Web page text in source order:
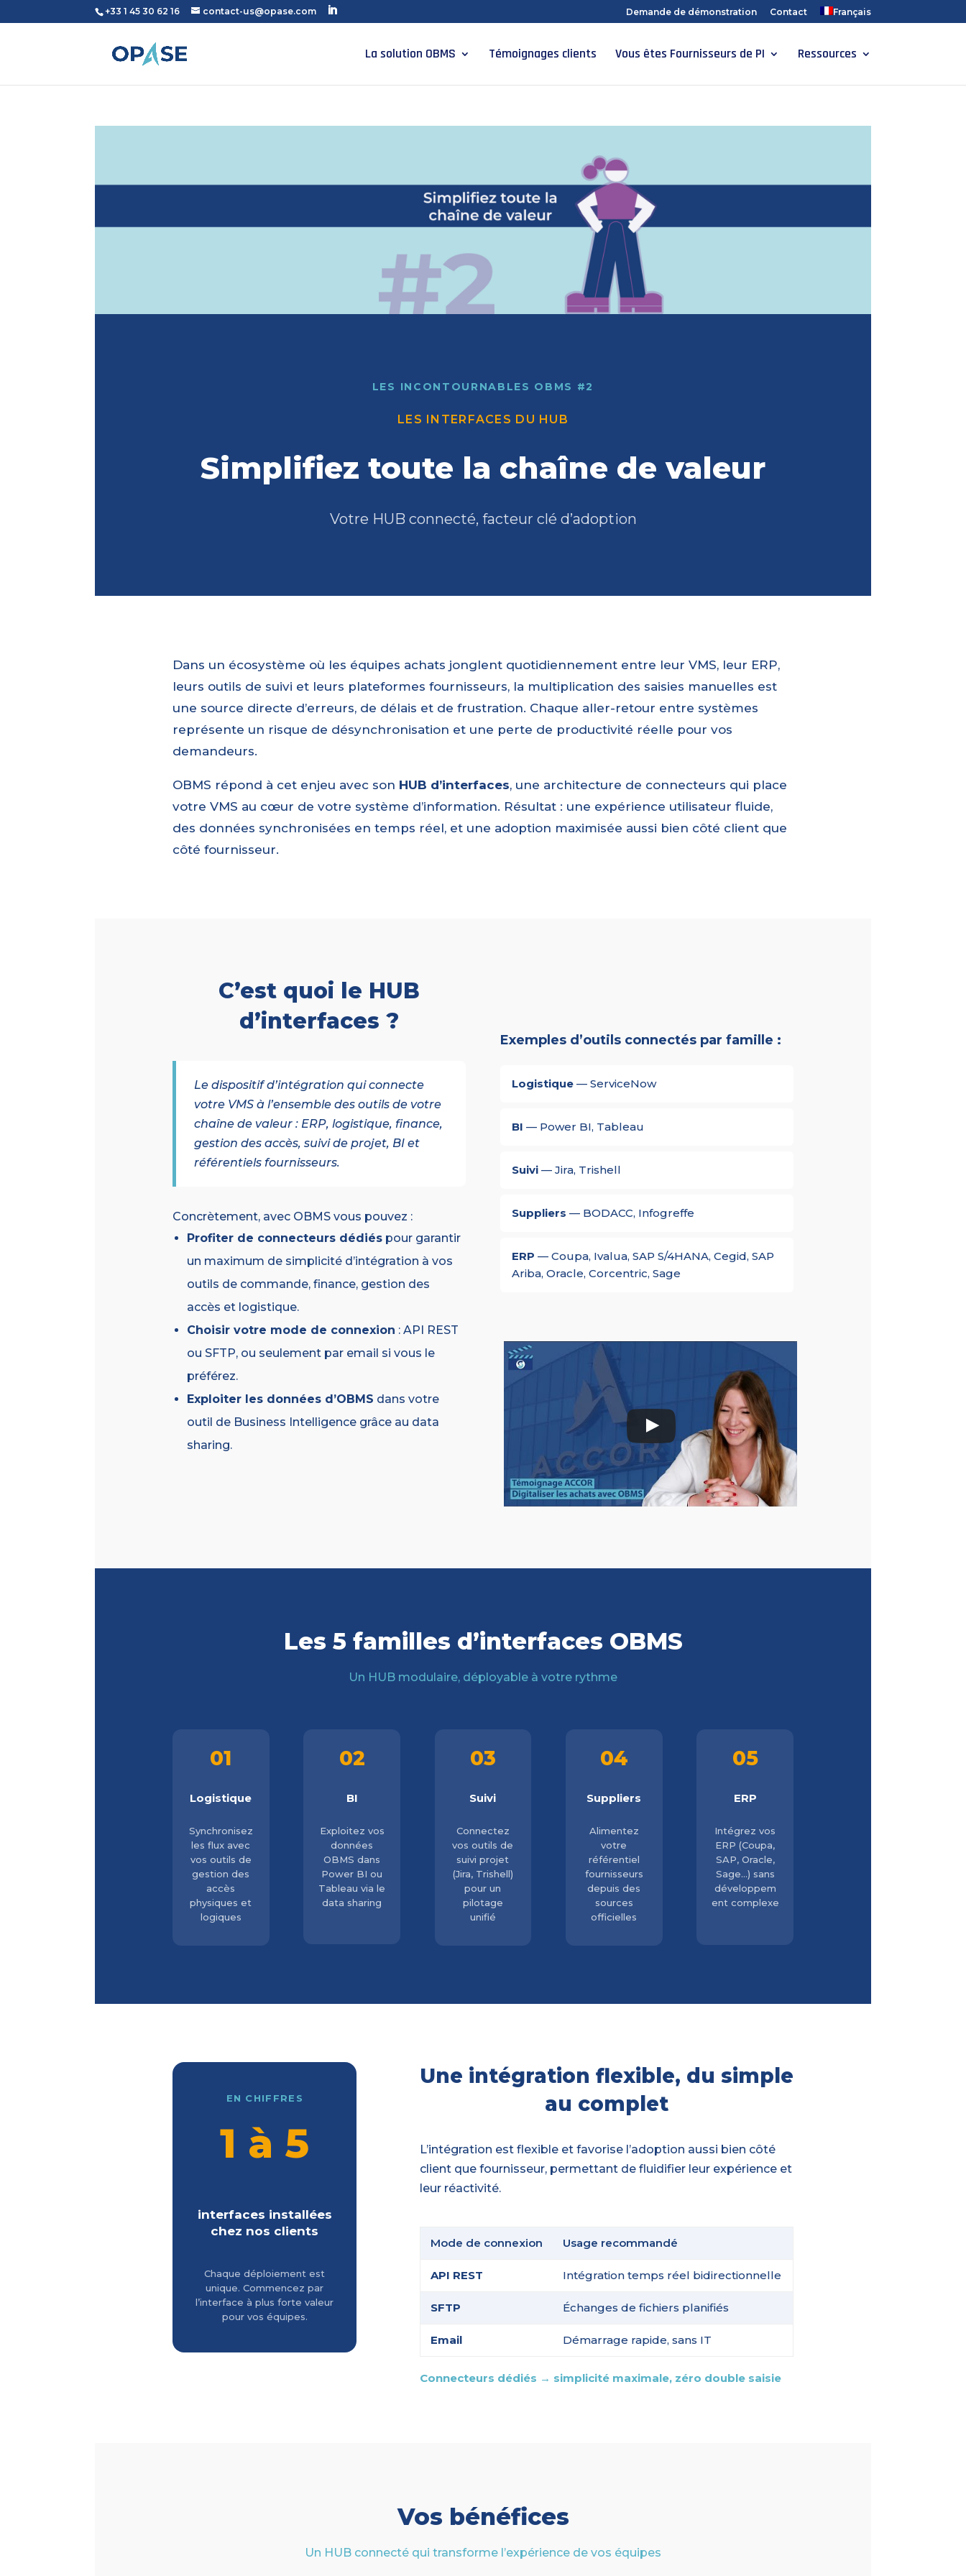
+33 1 45 30 62 16 contact-us@opase.com Demande de démonstration Contact Français
La solution OBMS Témoignages clients Vous êtes Fournisseurs de PI Ressources
LES INCONTOURNABLES OBMS #2
LES INTERFACES DU HUB
Simplifiez toute la chaîne de valeur
Votre HUB connecté, facteur clé d’adoption
Dans un écosystème où les équipes achats jonglent quotidiennement entre leur VMS, leur ERP,
leurs outils de suivi et leurs plateformes fournisseurs, la multiplication des saisies manuelles est
une source directe d’erreurs, de délais et de frustration. Chaque aller-retour entre systèmes
représente un risque de désynchronisation et une perte de productivité réelle pour vos
demandeurs.
OBMS répond à cet enjeu avec son HUB d’interfaces, une architecture de connecteurs qui place
votre VMS au cœur de votre système d’information. Résultat : une expérience utilisateur fluide,
des données synchronisées en temps réel, et une adoption maximisée aussi bien côté client que
côté fournisseur.
C’est quoi le HUB
d’interfaces ?
Le dispositif d’intégration qui connecte
votre VMS à l’ensemble des outils de votre
chaîne de valeur : ERP, logistique, finance,
gestion des accès, suivi de projet, BI et
référentiels fournisseurs.
Concrètement, avec OBMS vous pouvez :
Profiter de connecteurs dédiés pour garantir
un maximum de simplicité d’intégration à vos
outils de commande, finance, gestion des
accès et logistique.
Choisir votre mode de connexion : API REST
ou SFTP, ou seulement par email si vous le
préférez.
Exploiter les données d’OBMS dans votre
outil de Business Intelligence grâce au data
sharing.
Exemples d’outils connectés par famille :
Logistique— ServiceNow
BI — Power BI, Tableau
Suivi— Jira, Trishell
Suppliers — BODACC, Infogreffe
ERP — Coupa, Ivalua, SAP S/4HANA, Cegid, SAP
Ariba, Oracle, Corcentric, Sage
Les 5 familles d’interfaces OBMS
Un HUB modulaire, déployable à votre rythme
01
Logistique
Synchronisez
les flux avec
vos outils de
gestion des
accès
physiques et
logiques
02
BI
Exploitez vos
données
OBMS dans
Power BI ou
Tableau via le
data sharing
03
Suivi
Connectez
vos outils de
suivi projet
(Jira, Trishell)
pour un
pilotage
unifié
04
Suppliers
Alimentez
votre
référentiel
fournisseurs
depuis des
sources
officielles
05
ERP
Intégrez vos
ERP (Coupa,
SAP, Oracle,
Sage…) sans
développem
ent complexe
EN CHIFFRES
1 à 5
interfaces installées
chez nos clients
Chaque déploiement est
unique. Commencez par
l’interface à plus forte valeur
pour vos équipes.
Une intégration flexible, du simple
au complet
L’intégration est flexible et favorise l’adoption aussi bien côté
client que fournisseur, permettant de fluidifier leur expérience et
leur réactivité.
Mode de connexion Usage recommandé
API REST Intégration temps réel bidirectionnelle
SFTP Échanges de fichiers planifiés
Email Démarrage rapide, sans IT
Connecteurs dédiés → simplicité maximale, zéro double saisie
Vos bénéfices
Un HUB connecté qui transforme l’expérience de vos équipes